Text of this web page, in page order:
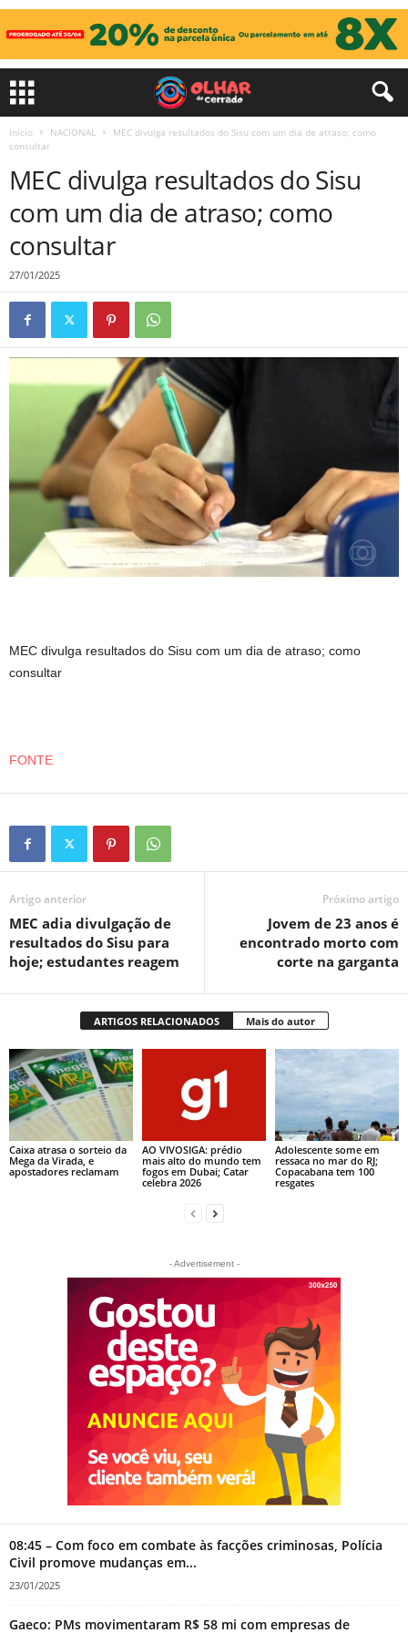
Início NACIONAL
MEC divulga resultados do Sisu com um dia de atraso; como
consultar
MEC divulga resultados do Sisu
com um dia de atraso; como
consultar
27/01/2025
MEC divulga resultados do Sisu com um dia de atraso; como
consultar
FONTE
Artigo anterior
MEC adia divulgação de
resultados do Sisu para
hoje; estudantes reagem
Próximo artigo
Jovem de 23 anos é
encontrado morto com
corte na garganta
ARTIGOS RELACIONADOS Mais do autor
Caixa atrasa o sorteio da
Mega da Virada, e
apostadores reclamam
AO VIVOSIGA: prédio
mais alto do mundo tem
fogos em Dubai; Catar
celebra 2026
Adolescente some em
ressaca no mar do RJ;
Copacabana tem 100
resgates
- Advertisement -
08:45 – Com foco em combate às facções criminosas, Polícia
Civil promove mudanças em...
23/01/2025
Gaeco: PMs movimentaram R$ 58 mi com empresas de